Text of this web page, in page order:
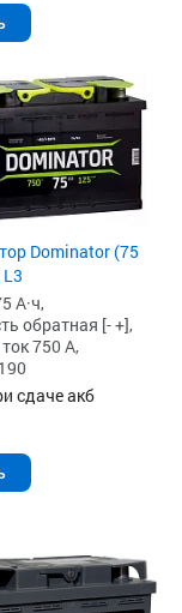
Dominator (75
А·ч,
обратная [- +],
750 А,
сдаче акб